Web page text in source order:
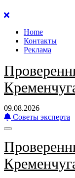
Перейти
содержанию
Home
Контакты
Реклама
09.08.2026
Советы эксперта